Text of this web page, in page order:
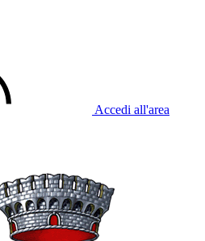
Accedi all'area